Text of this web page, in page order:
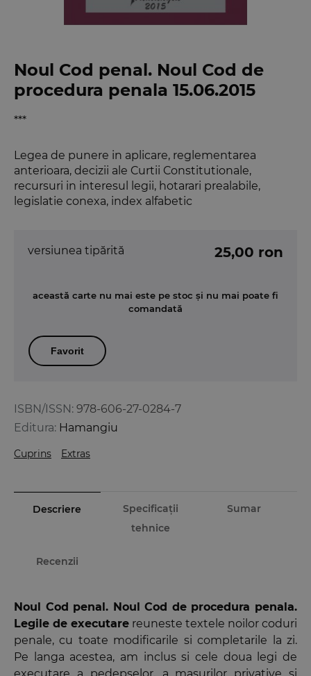
Noul Cod penal. Noul Cod de
procedura penala 15.06.2015
Legea de punere in aplicare, reglementarea
anterioara, decizii ale Curtii Constitutionale,
recursuri in interesul legii, hotarari prealabile,
legislatie conexa, index alfabetic
***
ISBN/ISSN: 978-606-27-0284-7
Editura: Hamangiu
Cuprins Extras
versiunea tipărită 25,00 ron
această carte nu mai este pe stoc și nu mai poate fi
comandată
Favorit
Descriere
Specificații
tehnice
Sumar
Recenzii
Noul Cod penal. Noul Cod de procedura penala.
Legile de executare reuneste textele noilor coduri
penale, cu toate modificarile si completarile la zi.
Pe langa acestea, am inclus si cele doua legi de